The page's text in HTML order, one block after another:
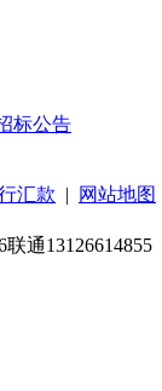
标公告
汇款 | 网站地图
通13126614855